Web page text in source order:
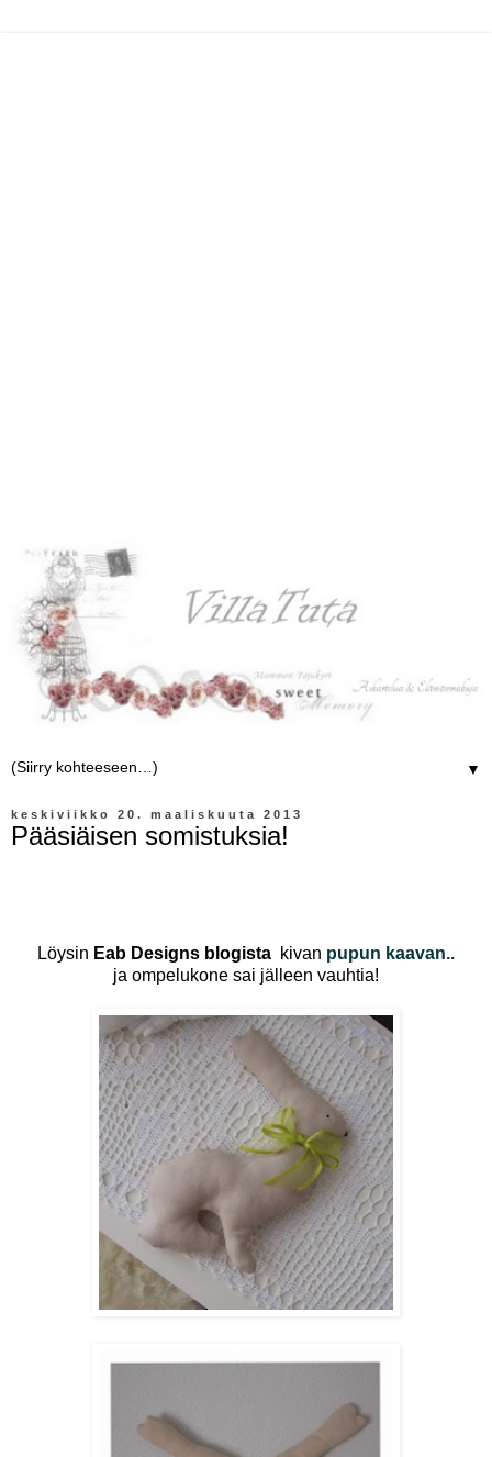
▼
keskiviikko 20. maaliskuuta 2013
Pääsiäisen somistuksia!
Löysin Eab Designs blogista kivan pupun kaavan..
ja ompelukone sai jälleen vauhtia!